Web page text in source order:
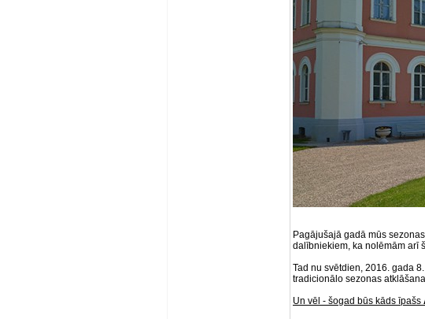
Pagājušajā gadā mūs
dalībniekiem, ka nolēmām arī
Tad nu svētdien, 2016. gada
tradicionālo sezonas
Un vēl - šogad būs kāds īpašs